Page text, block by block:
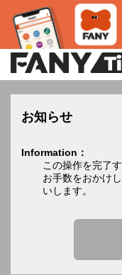
お知らせ
Information：
この操作を完了
お手数をおかけ
いします。